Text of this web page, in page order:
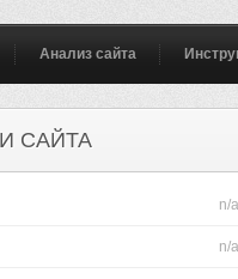
Анализ сайта
САЙТА
n/a
n/a